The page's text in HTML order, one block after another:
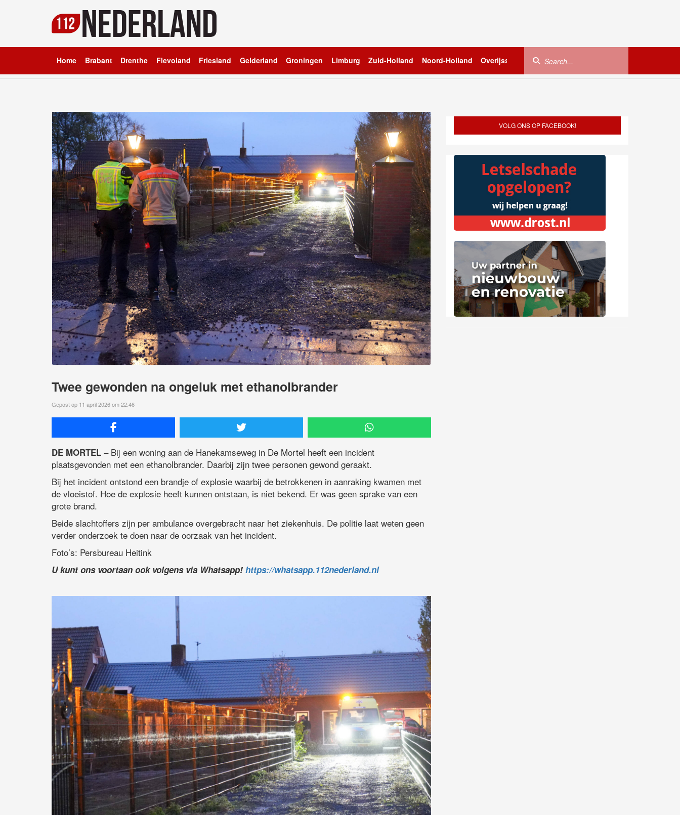
Home Brabant Drenthe Flevoland Friesland Gelderland Groningen Limburg Zuid-Holland Noord-Holland Overijssel Utrecht Zeeland
Twee gewonden na ongeluk met ethanolbrander
Gepost op 11 april 2026 om 22:46
DE MORTEL – Bij een woning aan de Hanekamseweg in De Mortel heeft een incident
plaatsgevonden met een ethanolbrander. Daarbij zijn twee personen gewond geraakt.
Bij het incident ontstond een brandje of explosie waarbij de betrokkenen in aanraking kwamen met
de vloeistof. Hoe de explosie heeft kunnen ontstaan, is niet bekend. Er was geen sprake van een
grote brand.
Beide slachtoffers zijn per ambulance overgebracht naar het ziekenhuis. De politie laat weten geen
verder onderzoek te doen naar de oorzaak van het incident.
Foto’s: Persbureau Heitink
U kunt ons voortaan ook volgens via Whatsapp! https://whatsapp.112nederland.nl
VOLG ONS OP FACEBOOK!